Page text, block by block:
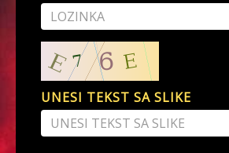
UNESI TEKST SA SLIKE